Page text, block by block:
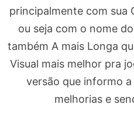
principalmente com sua
ou seja com o nome
também A mais Longa
Visual mais melhor pra
versão que informo
melhorias e